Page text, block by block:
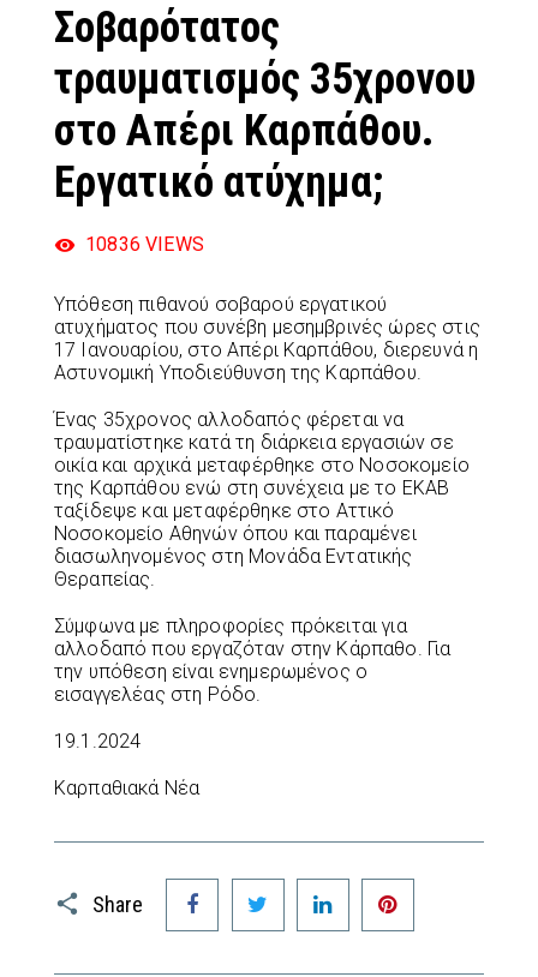
Σοβαρότατος
τραυματισμός 35χρονου
στο Απέρι Καρπάθου.
Εργατικό ατύχημα;
10836 VIEWS
Υπόθεση πιθανού σοβαρού εργατικού
ατυχήματος που συνέβη μεσημβρινές ώρες στις
17 Ιανουαρίου, στο Απέρι Καρπάθου, διερευνά η
Αστυνομική Υποδιεύθυνση της Καρπάθου.
Ένας 35χρονος αλλοδαπός φέρεται να
τραυματίστηκε κατά τη διάρκεια εργασιών σε
οικία και αρχικά μεταφέρθηκε στο Νοσοκομείο
της Καρπάθου ενώ στη συνέχεια με το ΕΚΑΒ
ταξίδεψε και μεταφέρθηκε στο Αττικό
Νοσοκομείο Αθηνών όπου και παραμένει
διασωληνομένος στη Μονάδα Εντατικής
Θεραπείας.
Σύμφωνα με πληροφορίες πρόκειται για
αλλοδαπό που εργαζόταν στην Κάρπαθο. Για
την υπόθεση είναι ενημερωμένος ο
εισαγγελέας στη Ρόδο.
19.1.2024
Καρπαθιακά Νέα
Share
Facebook Twitter LinkedIn